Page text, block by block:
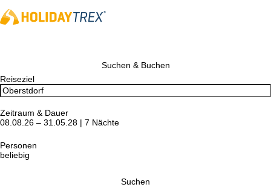
Suchen & Buchen
Reiseziel
Zeitraum & Dauer
08.08.26 – 31.05.28 | 7 Nächte
Personen
beliebig
Suchen